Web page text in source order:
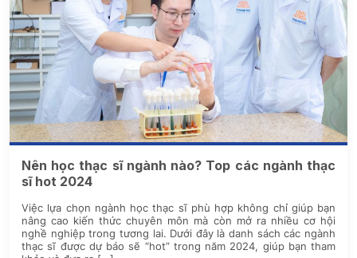
Nên học thạc sĩ ngành nào? Top các ngành thạc
sĩ hot 2024
Việc lựa chọn ngành học thạc sĩ phù hợp không chỉ giúp bạn
nâng cao kiến thức chuyên môn mà còn mở ra nhiều cơ hội
nghề nghiệp trong tương lai. Dưới đây là danh sách các ngành
thạc sĩ được dự báo sẽ “hot” trong năm 2024, giúp bạn tham